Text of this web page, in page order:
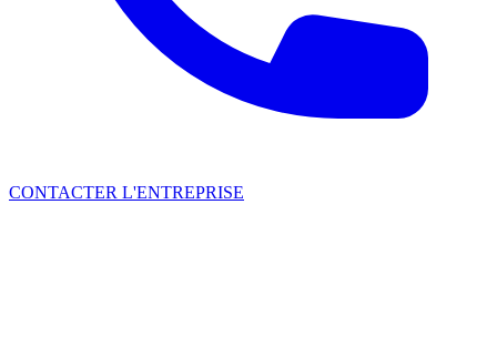
CONTACTER L'ENTREPRISE